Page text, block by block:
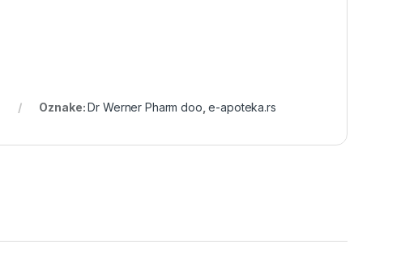
Oznake:Dr Werner Pharm doo ,e-apoteka.rs